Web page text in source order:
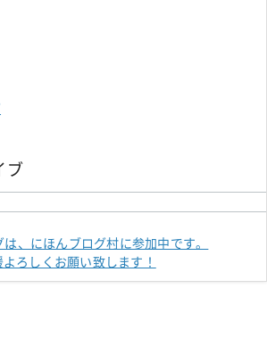
ブ
、にほんブログ村に参加中です。
よろしくお願い致します！